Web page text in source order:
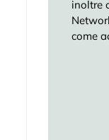
inoltre
come